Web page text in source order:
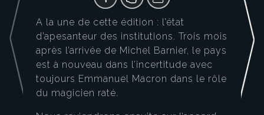
A la une de cette édition : l’état
d’apesanteur des institutions. Trois mois
après l’arrivée de Michel Barnier, le pays
est à nouveau dans l’incertitude avec
toujours Emmanuel Macron dans le rôle
du magicien raté.